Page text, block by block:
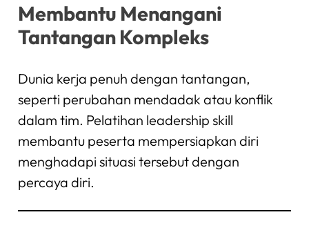
Membantu Menangani
Tantangan Kompleks
Dunia kerja penuh dengan tantangan,
seperti perubahan mendadak atau konflik
dalam tim. Pelatihan leadership skill
membantu peserta mempersiapkan diri
menghadapi situasi tersebut dengan
percaya diri.